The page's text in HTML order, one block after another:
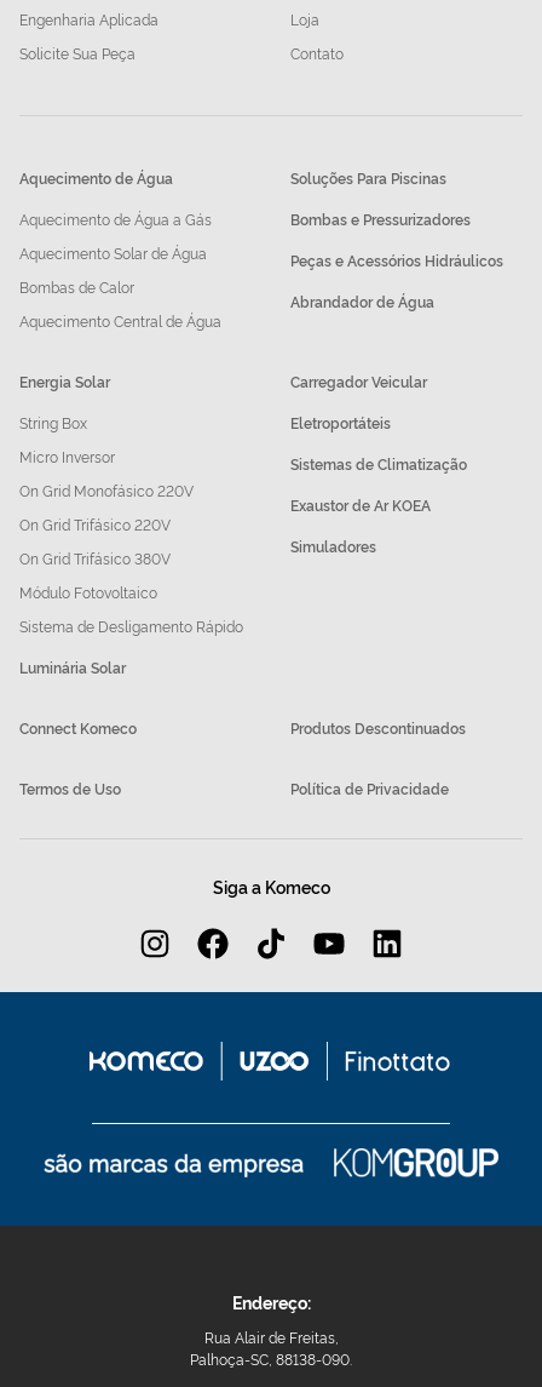
Engenharia Aplicada
Solicite Sua Peça
Loja
Contato
Aquecimento de Água
Aquecimento de Água a Gás
Aquecimento Solar de Água
Bombas de Calor
Aquecimento Central de Água
Soluções Para Piscinas
Bombas e Pressurizadores
Peças e Acessórios Hidráulicos
Abrandador de Água
Energia Solar
String Box
Micro Inversor
On Grid Monofásico 220V
On Grid Trifásico 220V
On Grid Trifásico 380V
Módulo Fotovoltaico
Sistema de Desligamento Rápido
Luminária Solar
Carregador Veicular
Eletroportáteis
Sistemas de Climatização
Exaustor de Ar KOEA
Simuladores
Connect Komeco Produtos Descontinuados
Termos de Uso Política de Privacidade
Siga a Komeco
Endereço:
Rua Alair de Freitas,
Palhoça-SC, 88138-090.